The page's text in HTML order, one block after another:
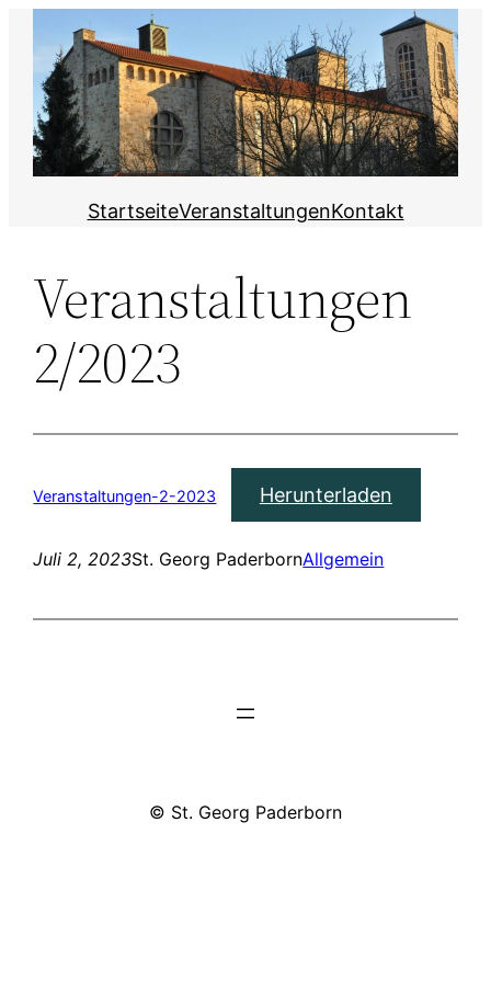
Inhalt
springen
StartseiteVeranstaltungenKontakt
Veranstaltungen
2/2023
Veranstaltungen-2-2023 Herunterladen
Juli 2, 2023St. Georg PaderbornAllgemein
© St. Georg Paderborn